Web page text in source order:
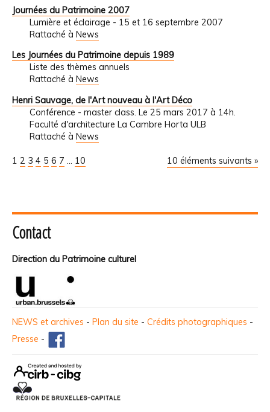
Journées du Patrimoine 2007
Lumière et éclairage - 15 et 16 septembre 2007
Rattaché à News
Les Journées du Patrimoine depuis 1989
Liste des thèmes annuels
Rattaché à News
Henri Sauvage, de l'Art nouveau à l'Art Déco
Conférence - master class. Le 25 mars 2017 à 14h.
Faculté d'architecture La Cambre Horta ULB
Rattaché à News
10 éléments suivants »
1 2 3 4 5 6 7 ... 10
Contact
Direction du Patrimoine culturel
NEWS et archives - Plan du site - Crédits photographiques -
Presse -